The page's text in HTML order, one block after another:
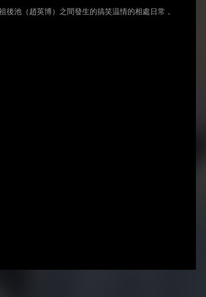
池（趙英博）之間發生的搞笑温情的相處日常，